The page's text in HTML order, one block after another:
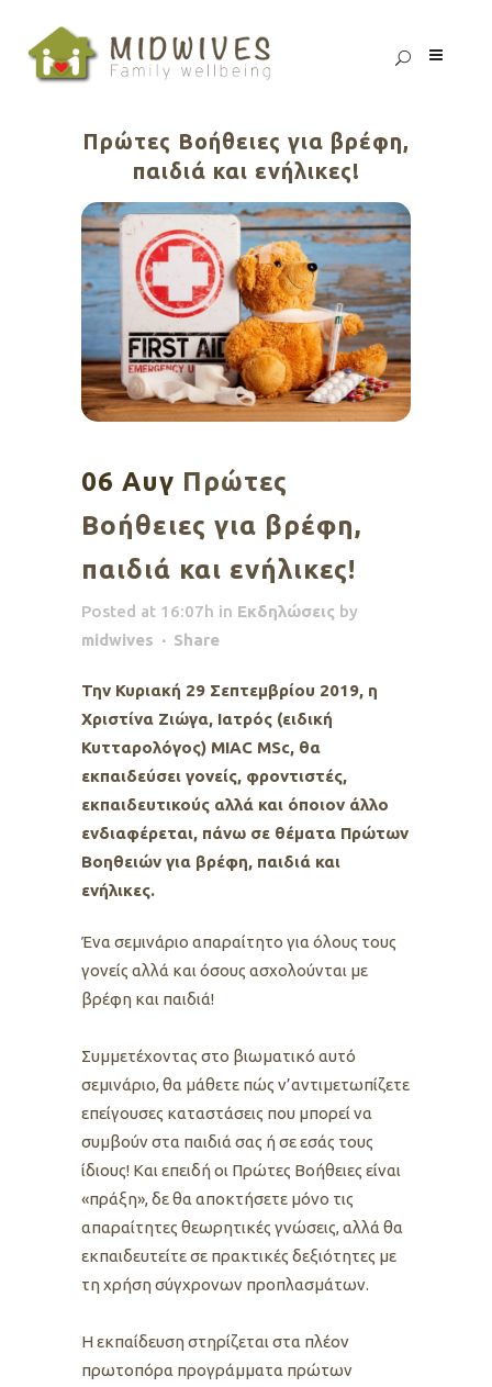
Πρώτες Βοήθειες για βρέφη,
παιδιά και ενήλικες!
06 Αυγ Πρώτες
Βοήθειες για βρέφη,
παιδιά και ενήλικες!
Posted at 16:07h in Εκδηλώσεις by
midwives
Share
Την Κυριακή 29 Σεπτεμβρίου 2019, η
Χριστίνα Ζιώγα, Ιατρός (ειδική
Κυτταρολόγος) ΜΙΑC MSc, θα
εκπαιδεύσει γονείς, φροντιστές,
εκπαιδευτικούς αλλά και όποιον άλλο
ενδιαφέρεται, πάνω σε θέματα Πρώτων
Βοηθειών για βρέφη, παιδιά και
ενήλικες.
Ένα σεμινάριο απαραίτητο για όλους τους
γονείς αλλά και όσους ασχολούνται με
βρέφη και παιδιά!
Συμμετέχοντας στο βιωματικό αυτό
σεμινάριο, θα μάθετε πώς ν’αντιμετωπίζετε
επείγουσες καταστάσεις που μπορεί να
συμβούν στα παιδιά σας ή σε εσάς τους
ίδιους! Και επειδή οι Πρώτες Βοήθειες είναι
«πράξη», δε θα αποκτήσετε μόνο τις
απαραίτητες θεωρητικές γνώσεις, αλλά θα
εκπαιδευτείτε σε πρακτικές δεξιότητες με
τη χρήση σύγχρονων προπλασμάτων.
Η εκπαίδευση στηρίζεται στα πλέον
πρωτοπόρα προγράμματα πρώτων